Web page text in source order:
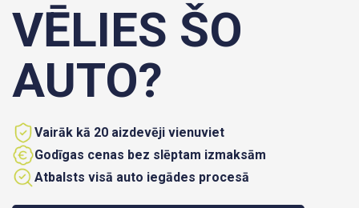
VĒLIES ŠO
AUTO?
Vairāk kā 20 aizdevēji vienuviet
Godīgas cenas bez slēptam izmaksām
Atbalsts visā auto iegādes procesā